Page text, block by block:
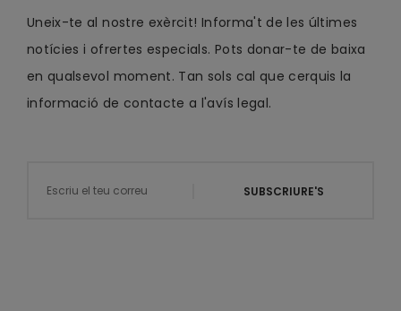
Uneix-te al nostre exèrcit! Informa't de les últimes
notícies i ofrertes especials. Pots donar-te de baixa
en qualsevol moment. Tan sols cal que cerquis la
informació de contacte a l'avís legal.
SUBSCRIURE'S